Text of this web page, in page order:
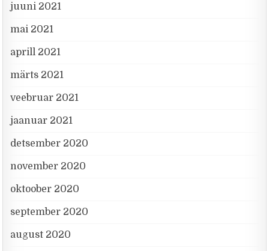
juuni 2021
mai 2021
aprill 2021
märts 2021
veebruar 2021
jaanuar 2021
detsember 2020
november 2020
oktoober 2020
september 2020
august 2020